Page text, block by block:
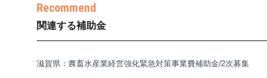
関連する補助金
滋賀県：農畜水産業経営強化緊急対策事業費補助金/2次募集